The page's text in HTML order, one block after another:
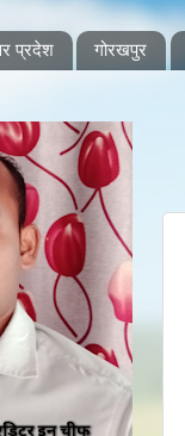
प्रदेश गोरखपुर